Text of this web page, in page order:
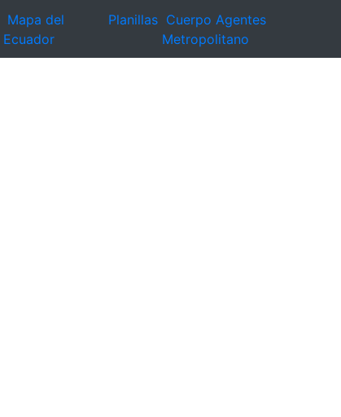
Mapa del
Ecuador
Planillas Cuerpo Agentes
Metropolitano